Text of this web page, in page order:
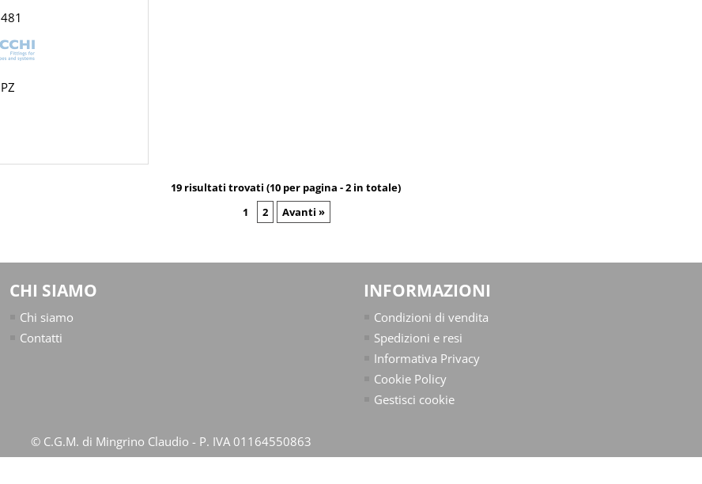
481
PZ
19 risultati trovati (10 per pagina - 2 in totale)
1
2 Avanti »
CHI SIAMO
Chi siamo
Contatti
INFORMAZIONI
Condizioni di vendita
Spedizioni e resi
Informativa Privacy
Cookie Policy
Gestisci cookie
© C.G.M. di Mingrino Claudio - P. IVA 01164550863